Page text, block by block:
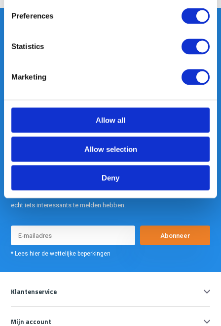
Preferences
Statistics
Marketing
Allow all
Allow selection
Deny
Heeft u vragen, neem gerust
Out of the box met klanten meedenken
echt iets interessants te melden hebben.
Abonneer
* Lees hier de wettelijke beperkingen
Klantenservice
Mijn account